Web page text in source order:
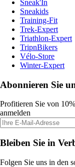
Sneak'In
Sneakids
Training-Fit
Trek-Expert
Triathlon-Expert
TripnBikers
Vélo-Store
Winter-Expert
Abonnieren Sie
Profitieren Sie von
anmelden
Bleiben Sie in
Folgen Sie uns in den